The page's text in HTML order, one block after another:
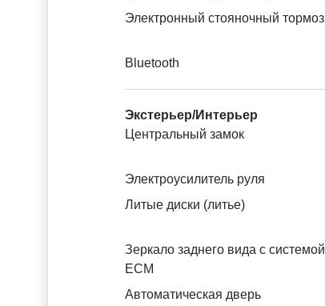
Электронный стояночный тормоз
Bluetooth
Экстерьер/Интерьер
Центральный замок
Электроусилитель руля
Литые диски (литье)
Зеркало заднего вида с системой
ЕСМ
Автоматическая дверь